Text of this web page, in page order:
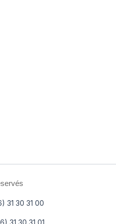
31 30 31 00
31 30 31 01